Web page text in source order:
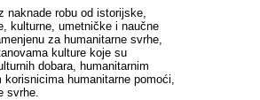
naknade robu od istorijske,
kulturne, umetničke i naučne
za humanitarne svrhe,
kulture koje su
dobara, humanitarnim
korisnicima humanitarne pomoći,
svrhe.